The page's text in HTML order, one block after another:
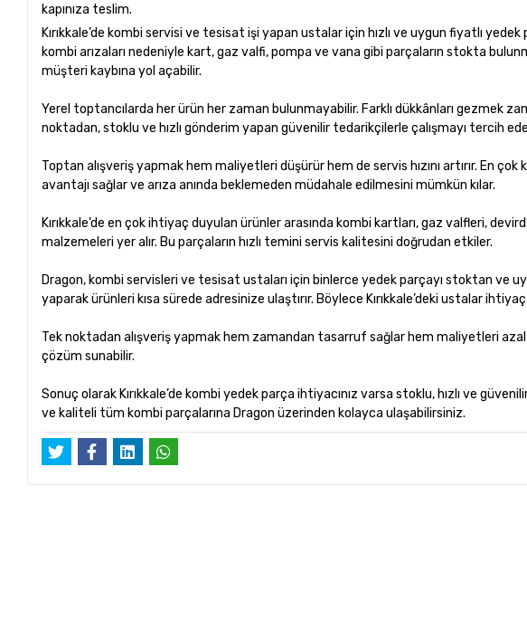
kapınıza teslim.
Kırıkkale’de kombi servisi ve tesisat işi yapan ustalar için hızlı ve uygun fiyatlı
kombi arızaları nedeniyle kart, gaz valfi, pompa ve vana gibi parçaların stokta
müşteri kaybına yol açabilir.
Yerel toptancılarda her ürün her zaman bulunmayabilir. Farklı dükkânları gezmek
noktadan, stoklu ve hızlı gönderim yapan güvenilir tedarikçilerle çalışmayı tercih
Toptan alışveriş yapmak hem maliyetleri düşürür hem de servis hızını artırır. En
avantajı sağlar ve arıza anında beklemeden müdahale edilmesini mümkün kılar.
Kırıkkale’de en çok ihtiyaç duyulan ürünler arasında kombi kartları, gaz valfleri,
malzemeleri yer alır. Bu parçaların hızlı temini servis kalitesini doğrudan etkiler.
Dragon, kombi servisleri ve tesisat ustaları için binlerce yedek parçayı stoktan ve
yaparak ürünleri kısa sürede adresinize ulaştırır. Böylece Kırıkkale’deki ustalar
Tek noktadan alışveriş yapmak hem zamandan tasarruf sağlar hem maliyetleri
çözüm sunabilir.
Sonuç olarak Kırıkkale’de kombi yedek parça ihtiyacınız varsa stoklu, hızlı ve
ve kaliteli tüm kombi parçalarına Dragon üzerinden kolayca ulaşabilirsiniz.